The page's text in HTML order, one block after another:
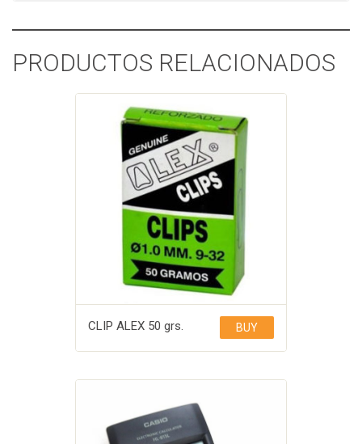
PRODUCTOS RELACIONADOS
CLIP ALEX 50 grs. BUY